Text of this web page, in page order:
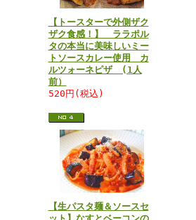
【トースターで外側ザク
ザク食感！】 ララポル
タの本当に美味しいミー
トソースカレー使用 カ
ルツォーネピザ (1人
前）
520円(税込)
【生パスタ麺＆ソースセ